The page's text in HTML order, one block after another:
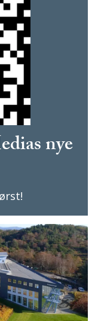
nye